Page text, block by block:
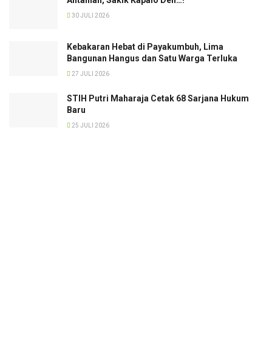
30 JULI 2026
Kebakaran Hebat di Payakumbuh, Lima
Bangunan Hangus dan Satu Warga Terluka
27 JULI 2026
STIH Putri Maharaja Cetak 68 Sarjana Hukum
Baru
25 JULI 2026